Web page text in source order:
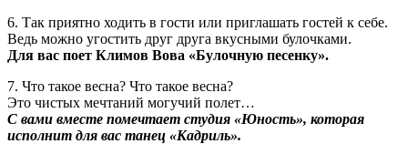
6. Так приятно ходить в гости или приглашать гостей к себе.
Ведь можно угостить друг друга вкусными булочками.
Для вас поет Климов Вова «Булочную песенку».
7. Что такое весна? Что такое весна?
Это чистых мечтаний могучий полет…
С вами вместе помечтает студия «Юность», которая
исполнит для вас танец «Кадриль».